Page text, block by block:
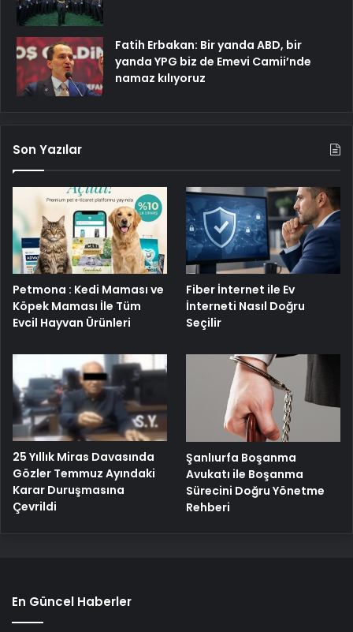
Fatih Erbakan: Bir yanda ABD, bir
yanda YPG biz de Emevi Camii’nde
namaz kılıyoruz
Son Yazılar
Petmona : Kedi Maması ve
Köpek Maması İle Tüm
Evcil Hayvan Ürünleri
Fiber İnternet ile Ev
İnterneti Nasıl Doğru
Seçilir
25 Yıllık Miras Davasında
Gözler Temmuz Ayındaki
Karar Duruşmasına
Çevrildi
Şanlıurfa Boşanma
Avukatı ile Boşanma
Sürecini Doğru Yönetme
Rehberi
En Güncel Haberler